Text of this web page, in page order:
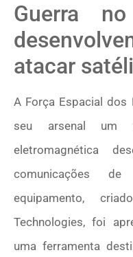
Guerra
atacar
A Força Espacial dos
seu arsenal um
eletromagnética
comunicações
equipamento,
Technologies, foi
uma ferramenta